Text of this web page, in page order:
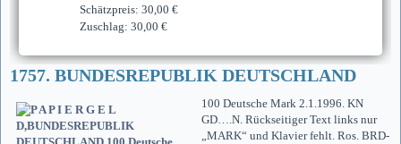
Schätzpreis: 30,00 €
Zuschlag: 30,00 €
1757. BUNDESREPUBLIK DEUTSCHLAND
100 Deutsche Mark 2.1.1996. KN
GD….N. Rückseitiger Text links nur
„MARK“ und Klavier fehlt. Ros. BRD-